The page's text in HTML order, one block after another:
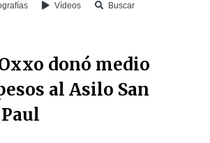
Vídeos Buscar
donó medio
al Asilo San